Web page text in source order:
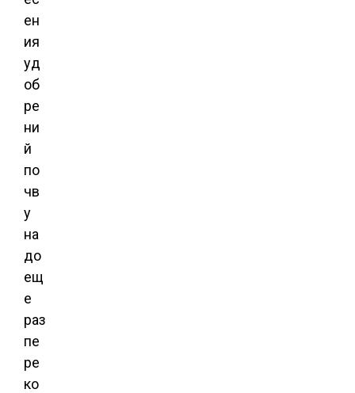
ен
ия
уд
об
ре
ни
й
по
чв
у
на
до
ещ
е
раз
пе
ре
ко